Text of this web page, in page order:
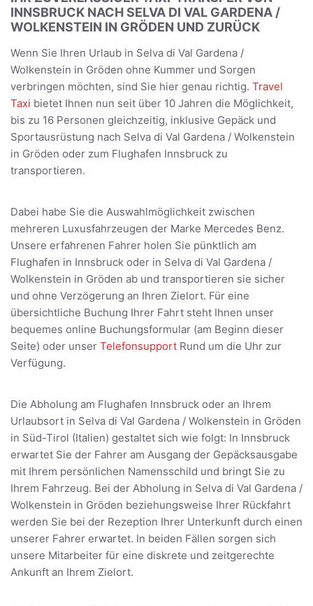
INNSBRUCK NACH SELVA DI VAL GARDENA /
WOLKENSTEIN IN GRÖDEN UND ZURÜCK
Wenn Sie Ihren Urlaub in Selva di Val Gardena /
Wolkenstein in Gröden ohne Kummer und Sorgen
verbringen möchten, sind Sie hier genau richtig. Travel
Taxi bietet Ihnen nun seit über 10 Jahren die Möglichkeit,
bis zu 16 Personen gleichzeitig, inklusive Gepäck und
Sportausrüstung nach Selva di Val Gardena / Wolkenstein
in Gröden oder zum Flughafen Innsbruck zu
transportieren.
Dabei habe Sie die Auswahlmöglichkeit zwischen
mehreren Luxusfahrzeugen der Marke Mercedes Benz.
Unsere erfahrenen Fahrer holen Sie pünktlich am
Flughafen in Innsbruck oder in Selva di Val Gardena /
Wolkenstein in Gröden ab und transportieren sie sicher
und ohne Verzögerung an Ihren Zielort. Für eine
übersichtliche Buchung Ihrer Fahrt steht Ihnen unser
bequemes online Buchungsformular (am Beginn dieser
Seite) oder unser Telefonsupport Rund um die Uhr zur
Verfügung.
Die Abholung am Flughafen Innsbruck oder an Ihrem
Urlaubsort in Selva di Val Gardena / Wolkenstein in Gröden
in Süd-Tirol (Italien) gestaltet sich wie folgt: In Innsbruck
erwartet Sie der Fahrer am Ausgang der Gepäcksausgabe
mit Ihrem persönlichen Namensschild und bringt Sie zu
Ihrem Fahrzeug. Bei der Abholung in Selva di Val Gardena /
Wolkenstein in Gröden beziehungsweise Ihrer Rückfahrt
werden Sie bei der Rezeption Ihrer Unterkunft durch einen
unserer Fahrer erwartet. In beiden Fällen sorgen sich
unsere Mitarbeiter für eine diskrete und zeitgerechte
Ankunft an Ihrem Zielort.